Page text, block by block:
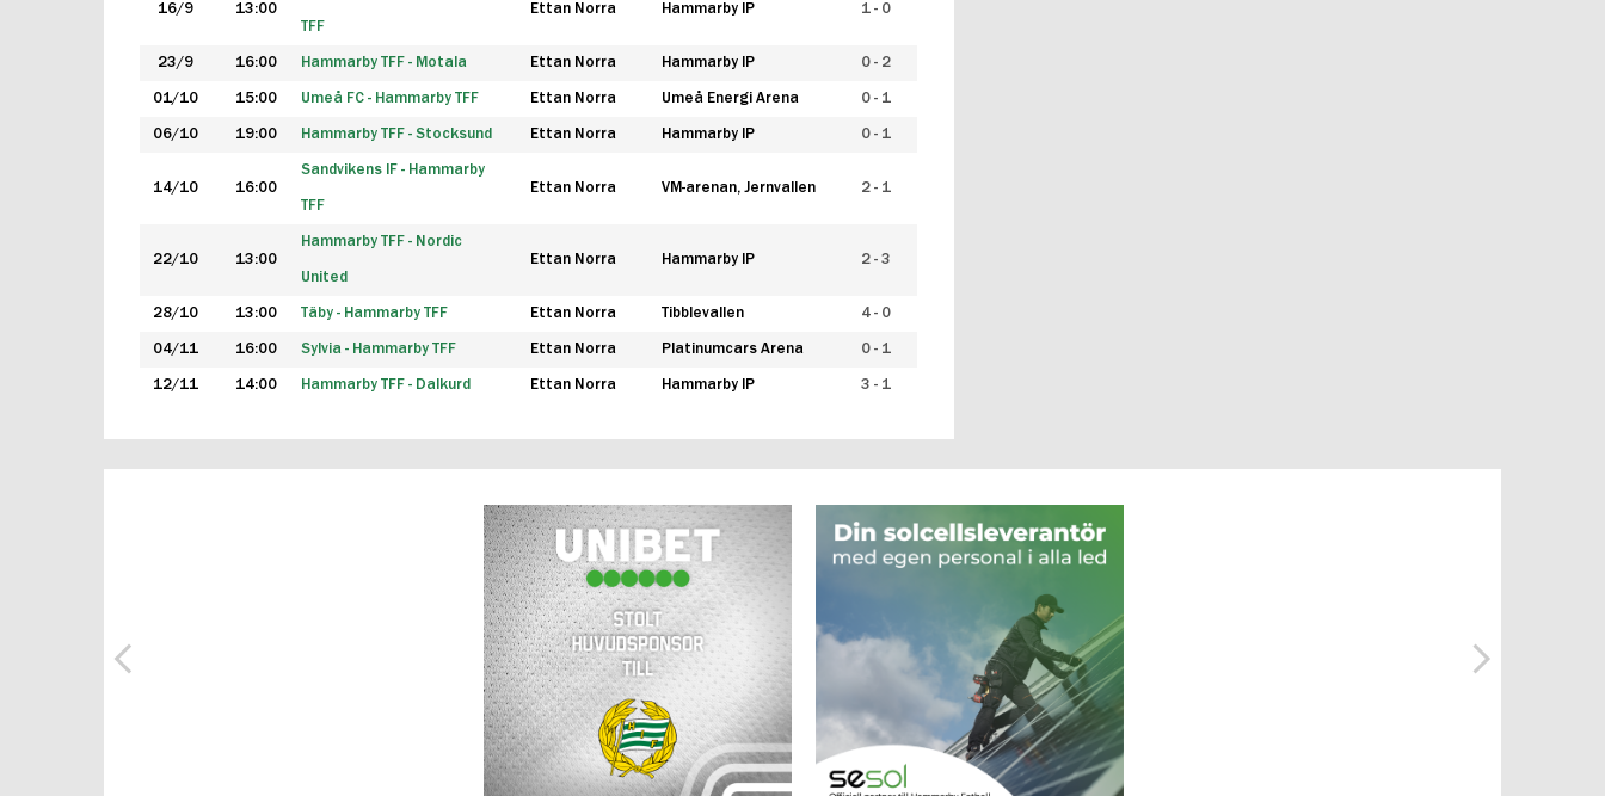
16/9 13:00
TFF
Ettan Norra Hammarby IP 1 - 0
23/9 16:00 Hammarby TFF - Motala Ettan Norra Hammarby IP 0 - 2
01/10 15:00 Umeå FC - Hammarby TFF Ettan Norra Umeå Energi Arena 0 - 1
06/10 19:00 Hammarby TFF - Stocksund Ettan Norra Hammarby IP 0 - 1
14/10 16:00
Sandvikens IF - Hammarby
TFF
Ettan Norra VM-arenan, Jernvallen 2 - 1
22/10 13:00
Hammarby TFF - Nordic
United
Ettan Norra Hammarby IP 2 - 3
28/10 13:00 Täby - Hammarby TFF Ettan Norra Tibblevallen 4 - 0
04/11 16:00 Sylvia - Hammarby TFF Ettan Norra Platinumcars Arena 0 - 1
12/11 14:00 Hammarby TFF - Dalkurd Ettan Norra Hammarby IP 3 - 1